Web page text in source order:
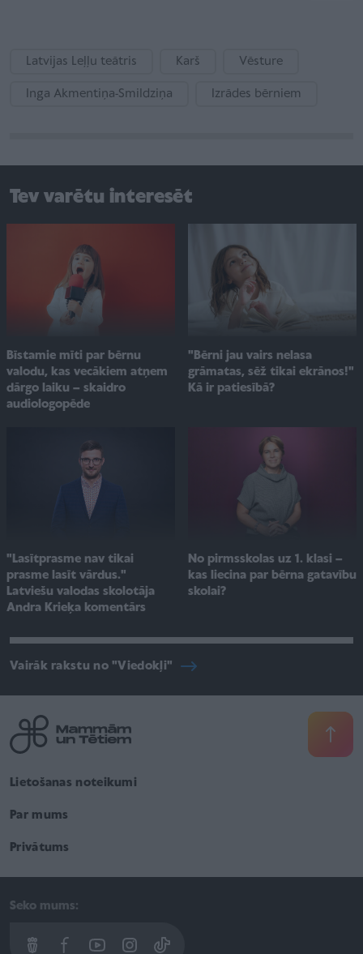
Latvijas Leļļu teātris Karš Vēsture
Inga Akmentiņa-Smildziņa Izrādes bērniem
Tev varētu interesēt
Bīstamie mīti par bērnu
valodu, kas vecākiem atņem
dārgo laiku – skaidro
audiologopēde
"Bērni jau vairs nelasa
grāmatas, sēž tikai ekrānos!"
Kā ir patiesībā?
"Lasītprasme nav tikai
prasme lasīt vārdus."
Latviešu valodas skolotāja
Andra Krieķa komentārs
No pirmsskolas uz 1. klasi –
kas liecina par bērna gatavību
skolai?
Vairāk rakstu no "Viedokļi"
Lietošanas noteikumi
Par mums
Privātums
Seko mums: